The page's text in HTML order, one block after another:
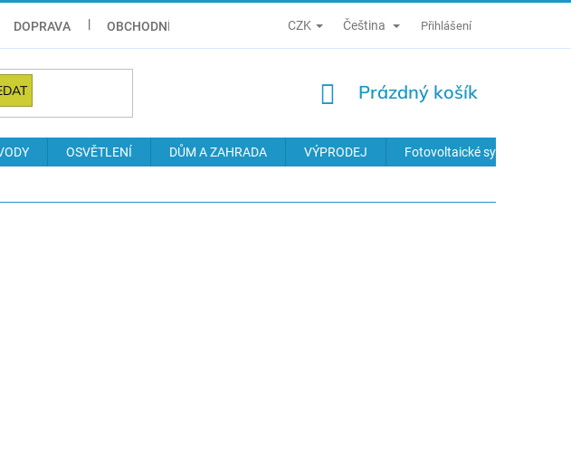
DOPRAVA OBCHODNÍ PODMÍNKY ZÁSADY ZPRACOVÁNÍ OSOBNÍCH ÚDAJŮ
CZK Čeština Přihlášení
NÁKUPNÍ
Prázdný košík
OSVĚTLENÍ DŮM A ZAHRADA VÝPRODEJ Fotovoltaické systémy